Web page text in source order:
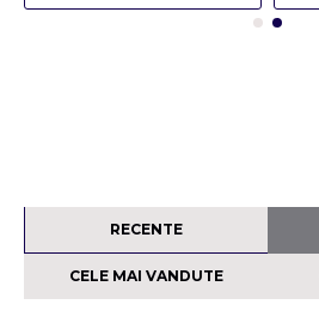
RECENTE
CELE MAI VANDUTE